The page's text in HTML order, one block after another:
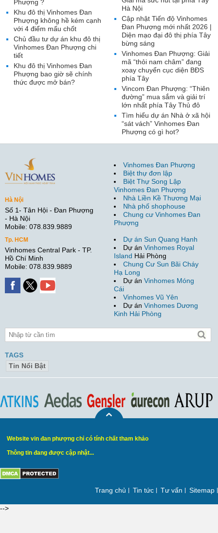
Hà Nội
Cập nhật Tiến độ Vinhomes
Đan Phượng mới nhất 2026 |
Diện mạo đại đô thị phía Tây
bừng sáng
Vinhomes Đan Phượng: Giải
mã “thỏi nam châm” đang
xoay chuyển cục diện BĐS
phía Tây
Vincom Đan Phượng: “Thiên
đường” mua sắm và giải trí
lớn nhất phía Tây Thủ đô
Tìm hiểu dự án Nhà ở xã hội
“sát vách” Vinhomes Đan
Phượng có gì hot?
Phượng ?
Khu đô thị Vinhomes Đan
Phượng không hề kém cạnh
với 4 điểm mấu chốt
Chủ đầu tư dự án khu đô thị
Vinhomes Đan Phượng chi
tiết
Khu đô thị Vinhomes Đan
Phượng bao giờ sẽ chính
thức được mở bán?
Hà Nội
Số 1- Tân Hội - Đan Phượng
- Hà Nội
Mobile: 078.839.9889
Tp. HCM
Vinhomes Central Park - TP.
Hồ Chí Minh
Mobile: 078.839.9889
Vinhomes Đan Phượng
Biệt thự đơn lập
Biệt Thự Song Lập
Vinhomes Đan Phượng
Nhà Liền Kề Thương Mại
Nhà phố shophouse
Chung cư Vinhomes Đan
Phượng
Dự án Sun Quang Hanh
Dự án Vinhomes Royal
Island Hải Phòng
Chung Cư Sun Bãi Cháy
Hạ Long
Dự án Vinhomes Móng
Cái
Vinhomes Vũ Yên
Dự án Vinhomes Dương
Kinh Hải Phòng
TAGS
Tin Nổi Bật
Website vin đan phượng chỉ có tính chất tham khảo
Thông tin đang được cập nhật...
Trang chủ Tin tức Tư vấn Sitemap
-->